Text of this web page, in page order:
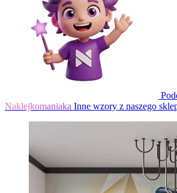
Naklejkomaniaka Inne wzory z naszego